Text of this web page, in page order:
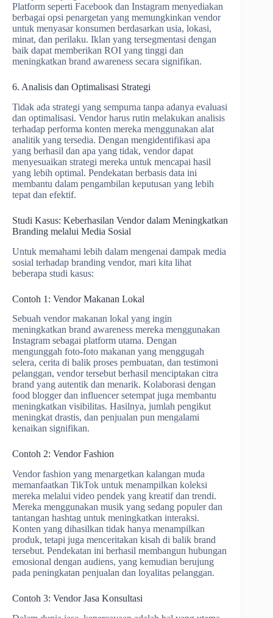
Platform seperti Facebook dan Instagram menyediakan
berbagai opsi penargetan yang memungkinkan vendor
untuk menyasar konsumen berdasarkan usia, lokasi,
minat, dan perilaku. Iklan yang tersegmentasi dengan
baik dapat memberikan ROI yang tinggi dan
meningkatkan brand awareness secara signifikan.
6. Analisis dan Optimalisasi Strategi
Tidak ada strategi yang sempurna tanpa adanya evaluasi
dan optimalisasi. Vendor harus rutin melakukan analisis
terhadap performa konten mereka menggunakan alat
analitik yang tersedia. Dengan mengidentifikasi apa
yang berhasil dan apa yang tidak, vendor dapat
menyesuaikan strategi mereka untuk mencapai hasil
yang lebih optimal. Pendekatan berbasis data ini
membantu dalam pengambilan keputusan yang lebih
tepat dan efektif.
Studi Kasus: Keberhasilan Vendor dalam Meningkatkan
Branding melalui Media Sosial
Untuk memahami lebih dalam mengenai dampak media
sosial terhadap branding vendor, mari kita lihat
beberapa studi kasus:
Contoh 1: Vendor Makanan Lokal
Sebuah vendor makanan lokal yang ingin
meningkatkan brand awareness mereka menggunakan
Instagram sebagai platform utama. Dengan
mengunggah foto-foto makanan yang menggugah
selera, cerita di balik proses pembuatan, dan testimoni
pelanggan, vendor tersebut berhasil menciptakan citra
brand yang autentik dan menarik. Kolaborasi dengan
food blogger dan influencer setempat juga membantu
meningkatkan visibilitas. Hasilnya, jumlah pengikut
meningkat drastis, dan penjualan pun mengalami
kenaikan signifikan.
Contoh 2: Vendor Fashion
Vendor fashion yang menargetkan kalangan muda
memanfaatkan TikTok untuk menampilkan koleksi
mereka melalui video pendek yang kreatif dan trendi.
Mereka menggunakan musik yang sedang populer dan
tantangan hashtag untuk meningkatkan interaksi.
Konten yang dihasilkan tidak hanya menampilkan
produk, tetapi juga menceritakan kisah di balik brand
tersebut. Pendekatan ini berhasil membangun hubungan
emosional dengan audiens, yang kemudian berujung
pada peningkatan penjualan dan loyalitas pelanggan.
Contoh 3: Vendor Jasa Konsultasi